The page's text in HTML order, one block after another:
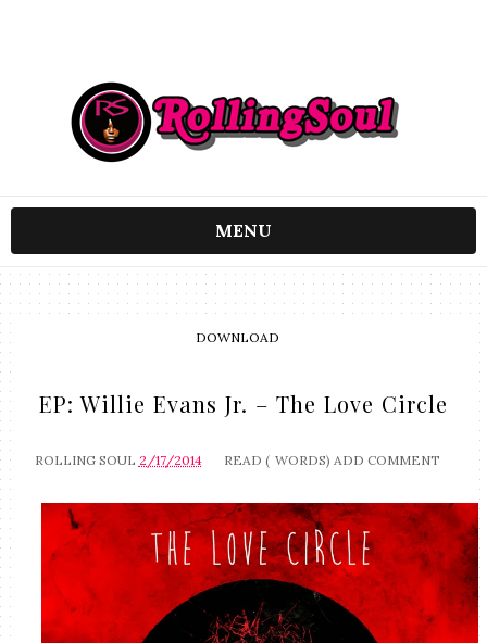
MENU
DOWNLOAD
EP: Willie Evans Jr. – The Love Circle
ROLLING SOUL 2/17/2014 READ ( WORDS) ADD COMMENT